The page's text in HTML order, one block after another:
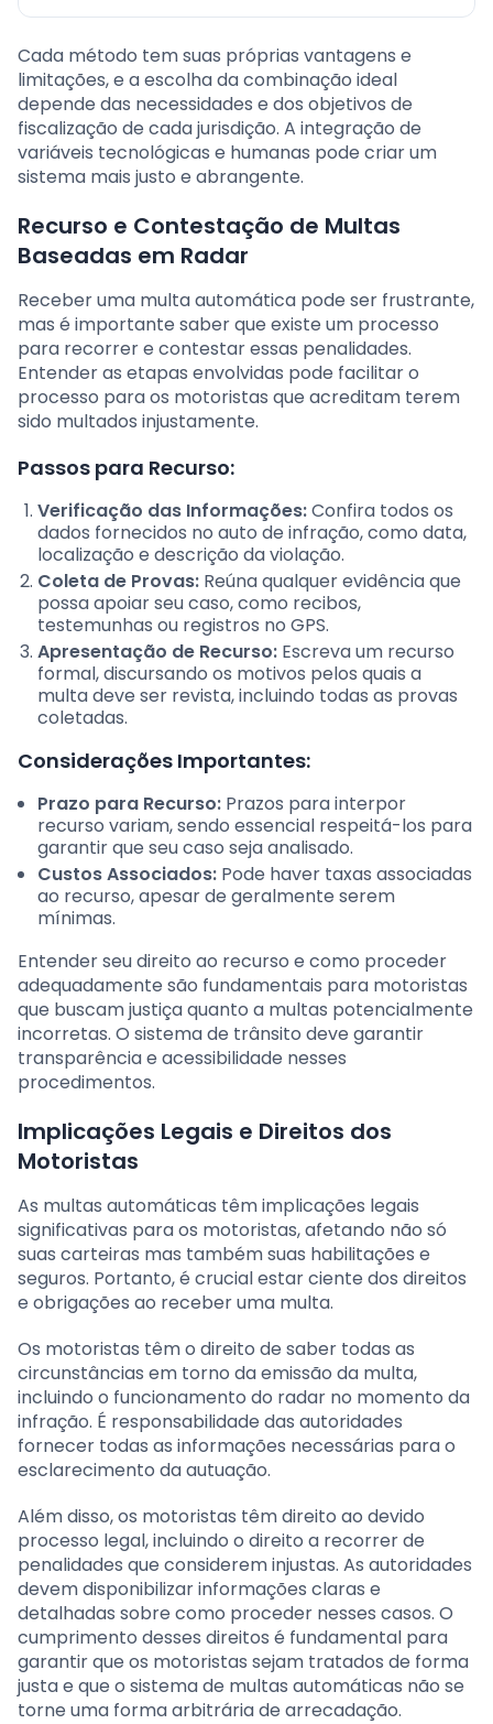
Cada método tem suas próprias vantagens e
limitações, e a escolha da combinação ideal
depende das necessidades e dos objetivos de
fiscalização de cada jurisdição. A integração de
variáveis tecnológicas e humanas pode criar um
sistema mais justo e abrangente.
Recurso e Contestação de Multas
Baseadas em Radar
Receber uma multa automática pode ser frustrante,
mas é importante saber que existe um processo
para recorrer e contestar essas penalidades.
Entender as etapas envolvidas pode facilitar o
processo para os motoristas que acreditam terem
sido multados injustamente.
Passos para Recurso:
Verificação das Informações:Confira todos os
dados fornecidos no auto de infração, como data,
localização e descrição da violação.
Coleta de Provas: Reúna qualquer evidência que
possa apoiar seu caso, como recibos,
testemunhas ou registros no GPS.
Apresentação de Recurso: Escreva um recurso
formal, discursando os motivos pelos quais a
multa deve ser revista, incluindo todas as provas
coletadas.
Considerações Importantes:
Prazo para Recurso: Prazos para interpor
recurso variam, sendo essencial respeitá-los para
garantir que seu caso seja analisado.
Custos Associados: Pode haver taxas associadas
ao recurso, apesar de geralmente serem
mínimas.
Entender seu direito ao recurso e como proceder
adequadamente são fundamentais para motoristas
que buscam justiça quanto a multas potencialmente
incorretas. O sistema de trânsito deve garantir
transparência e acessibilidade nesses
procedimentos.
Implicações Legais e Direitos dos
Motoristas
As multas automáticas têm implicações legais
significativas para os motoristas, afetando não só
suas carteiras mas também suas habilitações e
seguros. Portanto, é crucial estar ciente dos direitos
e obrigações ao receber uma multa.
Os motoristas têm o direito de saber todas as
circunstâncias em torno da emissão da multa,
incluindo o funcionamento do radar no momento da
infração. É responsabilidade das autoridades
fornecer todas as informações necessárias para o
esclarecimento da autuação.
Além disso, os motoristas têm direito ao devido
processo legal, incluindo o direito a recorrer de
penalidades que considerem injustas. As autoridades
devem disponibilizar informações claras e
detalhadas sobre como proceder nesses casos. O
cumprimento desses direitos é fundamental para
garantir que os motoristas sejam tratados de forma
justa e que o sistema de multas automáticas não se
torne uma forma arbitrária de arrecadação.